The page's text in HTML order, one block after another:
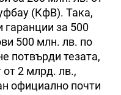
(КфВ). Така,
за 500
500 млн. лв. по
потвърди тезата,
от 2 млрд. лв.,
официално почти